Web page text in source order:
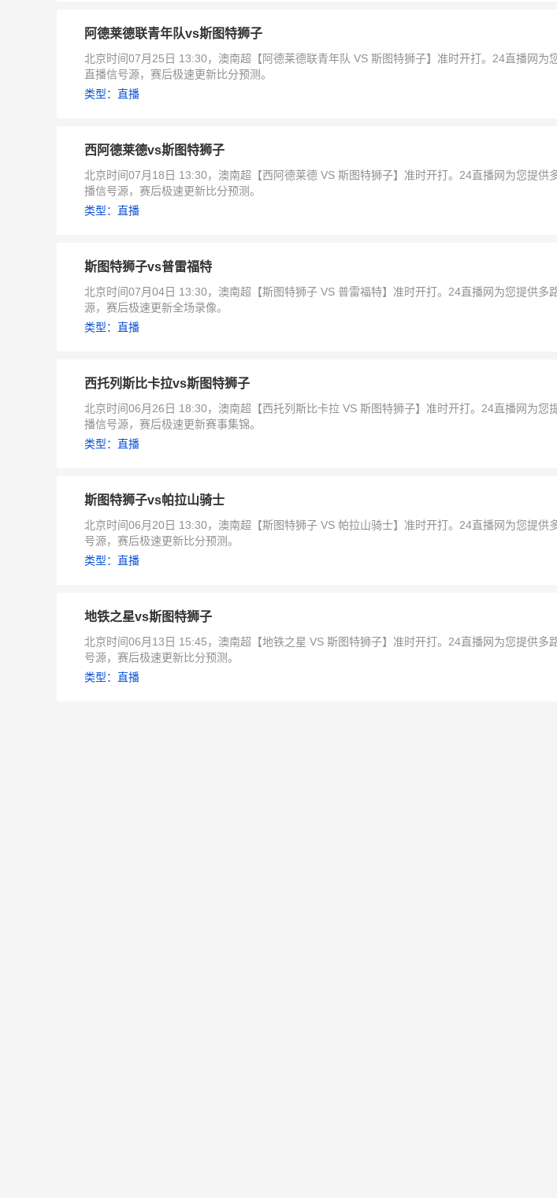
阿德莱德联青年队vs斯图特狮子
北京时间07月25日 13:30，澳南超【阿德莱德联青年队 VS 斯图特狮子】准时开打。24直播网为
直播信号源，赛后极速更新比分预测。
类型：直播
西阿德莱德vs斯图特狮子
北京时间07月18日 13:30，澳南超【西阿德莱德 VS 斯图特狮子】准时开打。24直播网为您提供
播信号源，赛后极速更新比分预测。
类型：直播
斯图特狮子vs普雷福特
北京时间07月04日 13:30，澳南超【斯图特狮子 VS 普雷福特】准时开打。24直播网为您提供多
源，赛后极速更新全场录像。
类型：直播
西托列斯比卡拉vs斯图特狮子
北京时间06月26日 18:30，澳南超【西托列斯比卡拉 VS 斯图特狮子】准时开打。24直播网为您
播信号源，赛后极速更新赛事集锦。
类型：直播
斯图特狮子vs帕拉山骑士
北京时间06月20日 13:30，澳南超【斯图特狮子 VS 帕拉山骑士】准时开打。24直播网为您提供
号源，赛后极速更新比分预测。
类型：直播
地铁之星vs斯图特狮子
北京时间06月13日 15:45，澳南超【地铁之星 VS 斯图特狮子】准时开打。24直播网为您提供多
号源，赛后极速更新比分预测。
类型：直播